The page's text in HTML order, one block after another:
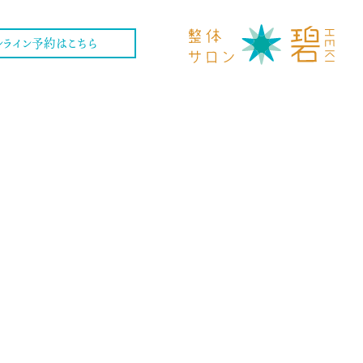
ライン予約はこちら